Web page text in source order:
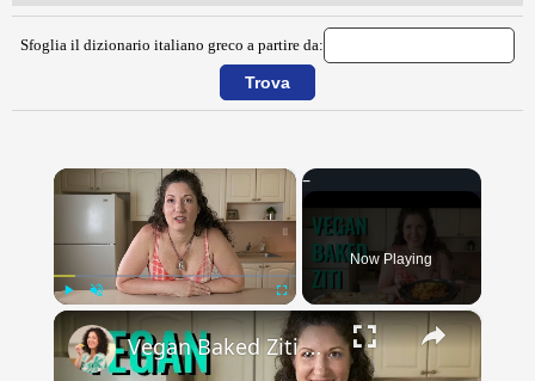
Sfoglia il dizionario italiano greco a partire da:
×
Fullscreen
Now Playing
×
Vegan Baked Ziti with Lentils, Tofu Ricotta, and Cashew Mozzarella